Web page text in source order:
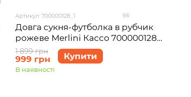
Артикул: 700000128_1 66
Довга сукня-футболка в рубчик
рожеве Merlini Кассо 700000128
розмір 42-44 (S-M)
1 899 грн
999 грн Купити
В наявності